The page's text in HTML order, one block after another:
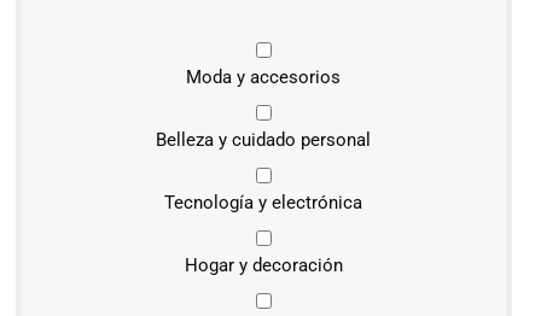
Moda y accesorios
Belleza y cuidado personal
Tecnología y electrónica
Hogar y decoración